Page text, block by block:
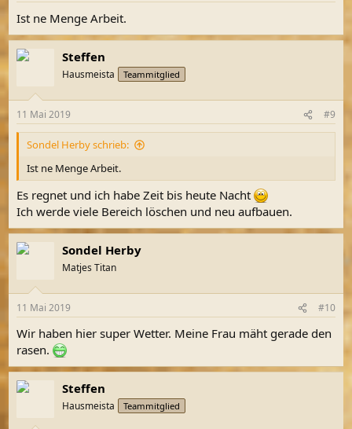
Ist ne Menge Arbeit.
Steffen
Hausmeista Teammitglied
11 Mai 2019 #9
Sondel Herby schrieb:
Ist ne Menge Arbeit.
Es regnet und ich habe Zeit bis heute Nacht
Ich werde viele Bereich löschen und neu aufbauen.
Sondel Herby
Matjes Titan
11 Mai 2019 #10
Wir haben hier super Wetter. Meine Frau mäht gerade den
rasen.
Steffen
Hausmeista Teammitglied